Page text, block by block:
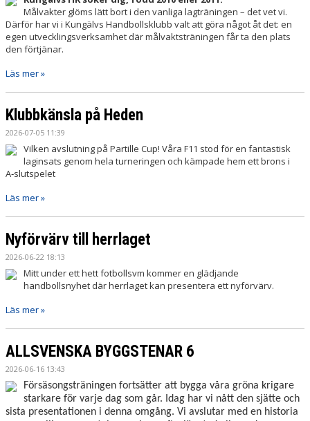
Målvakter glöms lätt bort i den vanliga lagträningen – det vet vi.
Därför har vi i Kungälvs Handbollsklubb valt att göra något åt det: en
egen utvecklingsverksamhet där målvaktsträningen får ta den plats
den förtjänar.
Läs mer »
Klubbkänsla på Heden
2026-07-05 11:39
Vilken avslutning på Partille Cup! Våra F11 stod för en fantastisk
laginsats genom hela turneringen och kämpade hem ett brons i
A‑slutspelet
Läs mer »
Nyförvärv till herrlaget
2026-06-22 18:13
Mitt under ett hett fotbollsvm kommer en glädjande
handbollsnyhet där herrlaget kan presentera ett nyförvärv.
Läs mer »
ALLSVENSKA BYGGSTENAR 6
2026-06-16 13:43
Försäsongsträningen fortsätter att bygga våra gröna krigare
starkare för varje dag som går. Idag har vi nått den sjätte och
sista presentationen i denna omgång. Vi avslutar med en historia